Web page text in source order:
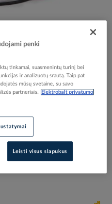
pavaizduotos nuotraukoje
230V DEVIflex 18T -
norėdami pamatyti kainas
penki
tinkamai, suasmenintų turinį bei
ir analizuotų srautą. Taip pat
mūsų svetaine, su savo
partneriais.
Elektrobalt privatumo
Leisti visus slapukus